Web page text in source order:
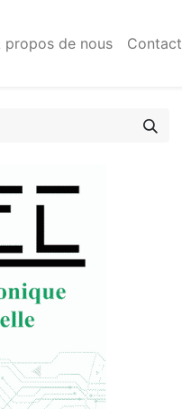
propos de nous